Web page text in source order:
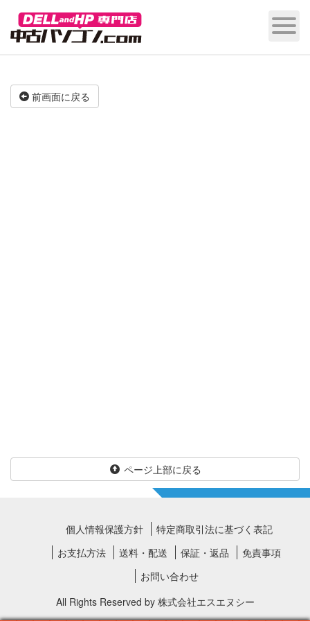
前画面に戻る
ページ上部に戻る
個人情報保護方針
特定商取引法に基づく表記
お支払方法
送料・配送 保証・返品
免責事項
お問い合わせ
All Rights Reserved by 株式会社エスエヌシー